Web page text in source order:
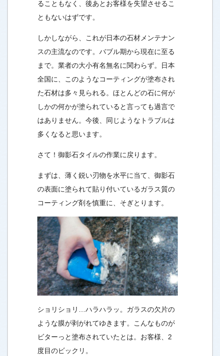
ることもなく、後あとお客様を失望させるこ
ともないはずです。
しかしながら、これが日本の石材メンテナン
スの主流なのです。バブル期から現在に至る
まで。業者の大小有名無名に関わらず。日本
全国に、このようなコーティングが塗布され
た石材は多々見られる。ほとんどの石に何が
しかの何かが塗られていると言っても過言で
はありません。今後、同じようなトラブルは
多くなると思います。
さて！御影石タイルの作業に戻ります。
まずは、薄く鋭い刃物を水平に当て、御影石
の表面に塗られて貼り付いているガラス質の
コーティング剤を慎重に、そぎとります。
ショリショリ…ハラハラッ。ガラスの欠片の
ような膜が剥がれてゆきます。こんなものが
ビターっと塗布されていたとは。お客様、2
度目のビックリ。